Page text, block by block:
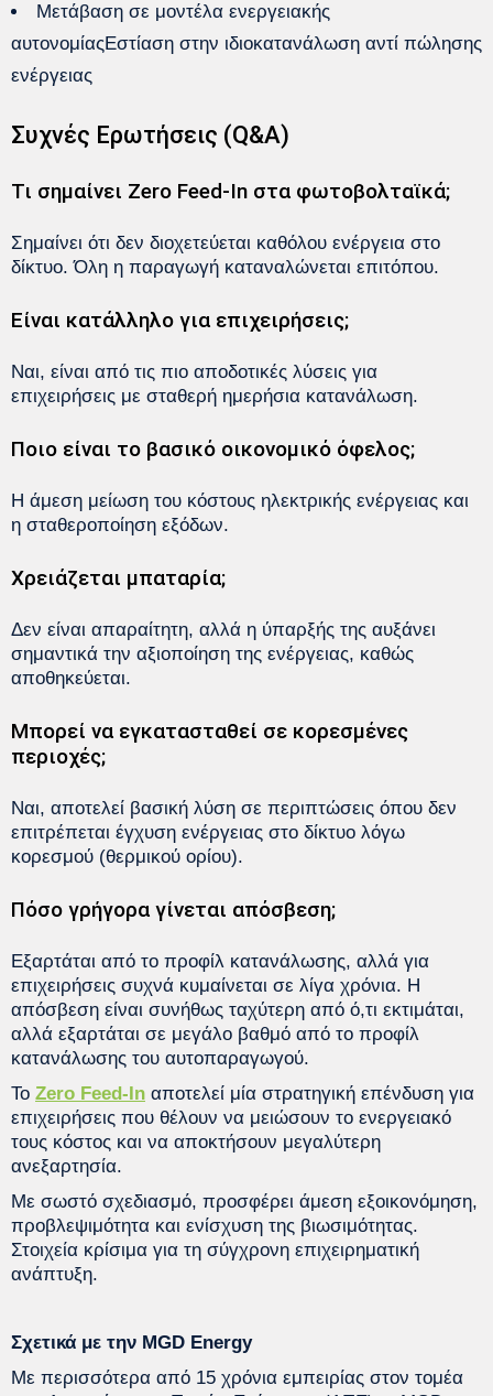
Μετάβαση σε μοντέλα ενεργειακής
αυτονομίαςΕστίαση στην ιδιοκατανάλωση αντί πώλησης
ενέργειας
Συχνές Ερωτήσεις (Q&A)
Τι σημαίνει Zero Feed-In στα φωτοβολταϊκά;
Σημαίνει ότι δεν διοχετεύεται καθόλου ενέργεια στο
δίκτυο. Όλη η παραγωγή καταναλώνεται επιτόπου.
Είναι κατάλληλο για επιχειρήσεις;
Ναι, είναι από τις πιο αποδοτικές λύσεις για
επιχειρήσεις με σταθερή ημερήσια κατανάλωση.
Ποιο είναι το βασικό οικονομικό όφελος;
Η άμεση μείωση του κόστους ηλεκτρικής ενέργειας και
η σταθεροποίηση εξόδων.
Χρειάζεται μπαταρία;
Δεν είναι απαραίτητη, αλλά η ύπαρξής της αυξάνει
σημαντικά την αξιοποίηση της ενέργειας, καθώς
αποθηκεύεται.
Μπορεί να εγκατασταθεί σε κορεσμένες
περιοχές;
Ναι, αποτελεί βασική λύση σε περιπτώσεις όπου δεν
επιτρέπεται έγχυση ενέργειας στο δίκτυο λόγω
κορεσμού (θερμικού ορίου).
Πόσο γρήγορα γίνεται απόσβεση;
Εξαρτάται από το προφίλ κατανάλωσης, αλλά για
επιχειρήσεις συχνά κυμαίνεται σε λίγα χρόνια. Η
απόσβεση είναι συνήθως ταχύτερη από ό,τι εκτιμάται,
αλλά εξαρτάται σε μεγάλο βαθμό από το προφίλ
κατανάλωσης του αυτοπαραγωγού.
Το Zero Feed-In αποτελεί μία στρατηγική επένδυση για
επιχειρήσεις που θέλουν να μειώσουν το ενεργειακό
τους κόστος και να αποκτήσουν μεγαλύτερη
ανεξαρτησία.
Με σωστό σχεδιασμό, προσφέρει άμεση εξοικονόμηση,
προβλεψιμότητα και ενίσχυση της βιωσιμότητας.
Στοιχεία κρίσιμα για τη σύγχρονη επιχειρηματική
ανάπτυξη.
Σχετικά με την MGD Energy
Με περισσότερα από 15 χρόνια εμπειρίας στον τομέα